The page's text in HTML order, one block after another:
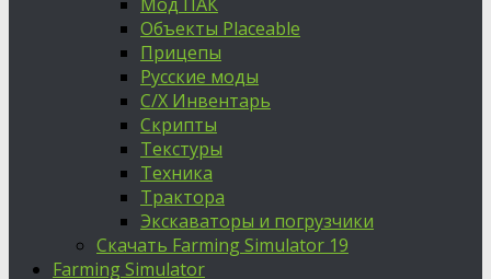
Объекты Placeable
Прицепы
Русские моды
С/Х Инвентарь
Скрипты
Текстуры
Техника
Трактора
Экскаваторы и погрузчики
Скачать Farming Simulator 19
Farming Simulator